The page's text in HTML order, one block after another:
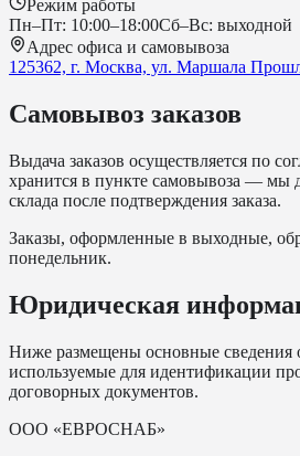
Режим работы
Пн–Пт: 10:00–18:00Сб–Вс: выходной
Адрес офиса и самовывоза
125362, г. Москва, ул. Маршала
Самовывоз заказов
Выдача заказов осуществляется по
хранится в пункте самовывоза — мы
склада после подтверждения заказа.
Заказы, оформленные в выходные,
понедельник.
Юридическая
Ниже размещены основные сведения
используемые для идентификации
договорных документов.
ООО «ЕВРОСНАБ»